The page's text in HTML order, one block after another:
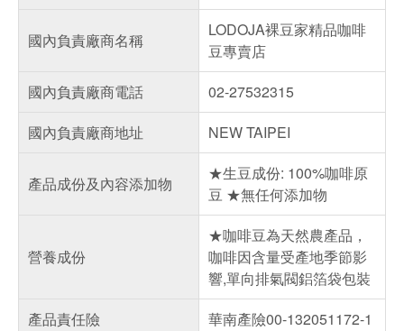
國內負責廠商名稱
LODOJA裸豆家精品咖啡
豆專賣店
國內負責廠商電話
02-27532315
國內負責廠商地址
NEW TAIPEI
產品成份及內容添加物
★生豆成份: 100%咖啡原
豆 ★無任何添加物
營養成份
★咖啡豆為天然農產品，
咖啡因含量受產地季節影
響,單向排氣閥鋁箔袋包裝
產品責任險
華南產險00-132051172-1